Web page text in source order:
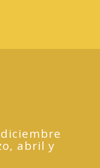
abril y